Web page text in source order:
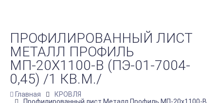
ПРОФИЛИРОВАННЫЙ ЛИСТ
МЕТАЛЛ ПРОФИЛЬ
МП-20Х1100-B (ПЭ-01-7004-
0,45) /1 КВ.М./
Главная
КРОВЛЯ
Профилированный лист Металл Профиль МП-20х1100-B